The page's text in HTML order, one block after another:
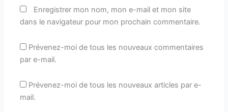
Enregistrer mon nom, mon e-mail et mon site
dans le navigateur pour mon prochain commentaire.
Prévenez-moi de tous les nouveaux commentaires
par e-mail.
Prévenez-moi de tous les nouveaux articles par e-
mail.